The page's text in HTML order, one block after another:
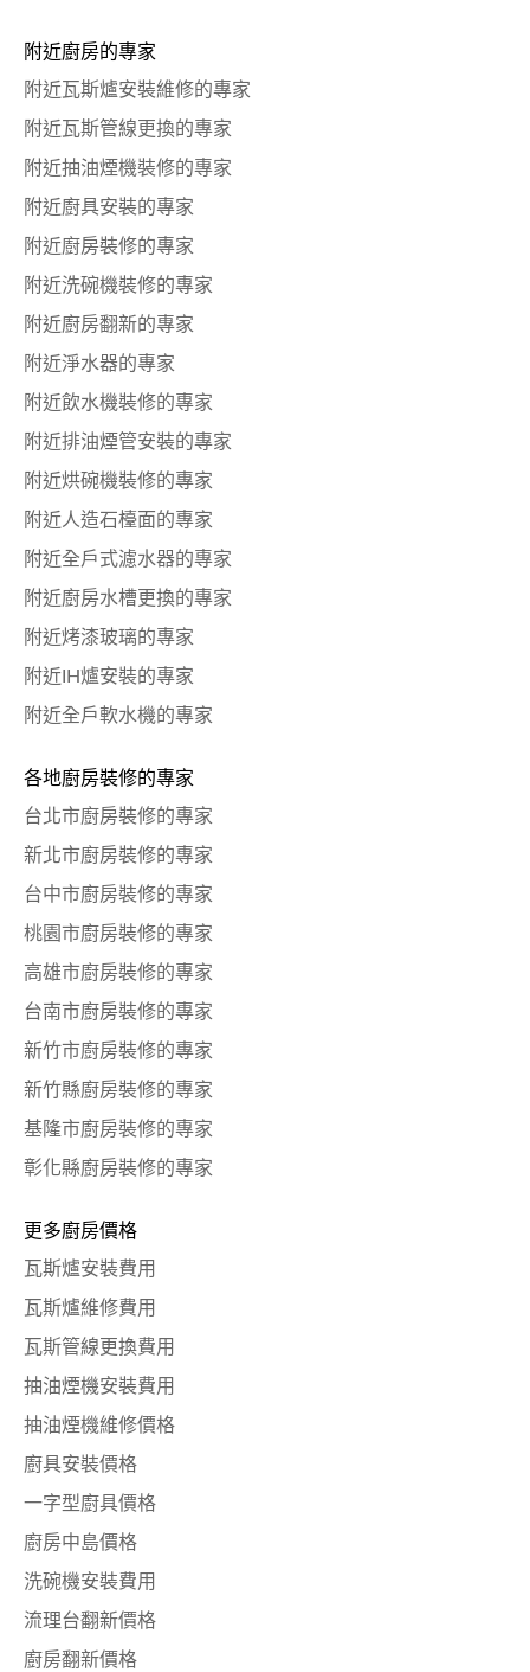
附近廚房的專家
附近瓦斯爐安裝維修的專家
附近瓦斯管線更換的專家
附近抽油煙機裝修的專家
附近廚具安裝的專家
附近廚房裝修的專家
附近洗碗機裝修的專家
附近廚房翻新的專家
附近淨水器的專家
附近飲水機裝修的專家
附近排油煙管安裝的專家
附近烘碗機裝修的專家
附近人造石檯面的專家
附近全戶式濾水器的專家
附近廚房水槽更換的專家
附近烤漆玻璃的專家
附近IH爐安裝的專家
附近全戶軟水機的專家
各地廚房裝修的專家
台北市廚房裝修的專家
新北市廚房裝修的專家
台中市廚房裝修的專家
桃園市廚房裝修的專家
高雄市廚房裝修的專家
台南市廚房裝修的專家
新竹市廚房裝修的專家
新竹縣廚房裝修的專家
基隆市廚房裝修的專家
彰化縣廚房裝修的專家
更多廚房價格
瓦斯爐安裝費用
瓦斯爐維修費用
瓦斯管線更換費用
抽油煙機安裝費用
抽油煙機維修價格
廚具安裝價格
一字型廚具價格
廚房中島價格
洗碗機安裝費用
流理台翻新價格
廚房翻新價格